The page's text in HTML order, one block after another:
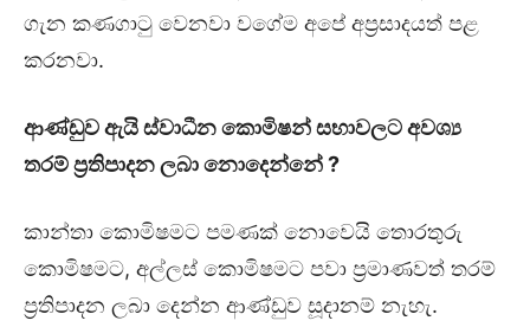
ගැන කණගාටු වෙනවා වගේම අපේ අප්‍රසාදයත් පළ
කරනවා.
ආණ්ඩුව ඇයි ස්වාධීන කොමිෂන් සභාවලට අවශ්‍ය
තරම් ප්‍රතිපාදන ලබා නොදෙන්නේ ?
කාන්තා කොමිෂමට පමණක් නොවෙයි තොරතුරු
කොමිෂමට, අල්ලස් කොමිෂමට පවා ප්‍රමාණවත් තරම්
ප්‍රතිපාදන ලබා දෙන්න ආණ්ඩුව සූදානම් නැහැ.